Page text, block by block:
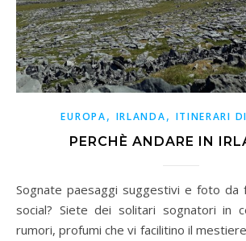
EUROPA, IRLANDA, ITINERARI
PERCHÈ ANDARE IN
Sognate paesaggi suggestivi e foto da favola per i vostri
social? Siete dei solitari sognatori in
rumori, profumi che vi facilitino il